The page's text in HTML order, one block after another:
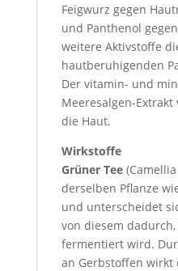
Feigwurz gegen
und Panthenol
weitere Aktivstoffe
hautberuhigenden
Der vitamin- und
Meeresalgen-
die Haut.
Wirkstoffe
Grüner Tee
derselben Pflanze
und unterscheidet
von diesem
fermentiert wird.
an Gerbstoffen wirkt